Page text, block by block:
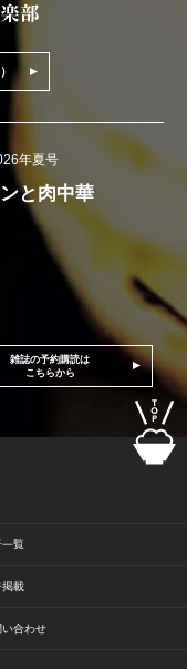
年夏号
と肉中華
雑誌の予約購読は
こちらから
一覧
掲載
い合わせ